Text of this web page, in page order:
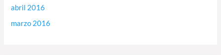
abril 2016
marzo 2016